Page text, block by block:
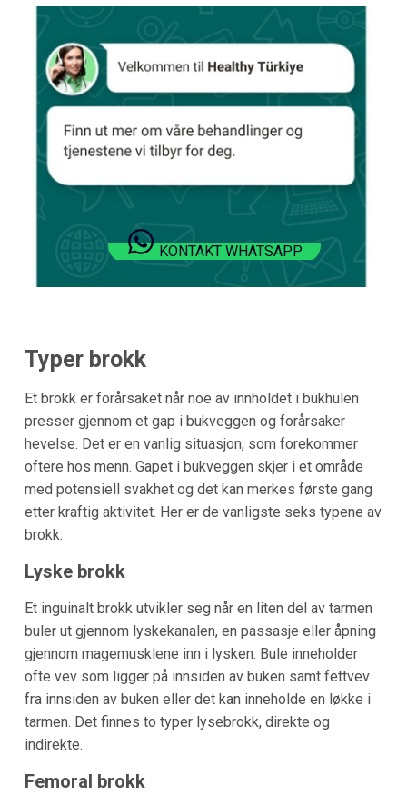
KONTAKT WHATSAPP
Typer brokk
Et brokk er forårsaket når noe av innholdet i bukhulen
presser gjennom et gap i bukveggen og forårsaker
hevelse. Det er en vanlig situasjon, som forekommer
oftere hos menn. Gapet i bukveggen skjer i et område
med potensiell svakhet og det kan merkes første gang
etter kraftig aktivitet. Her er de vanligste seks typene av
brokk:
Lyske brokk
Et inguinalt brokk utvikler seg når en liten del av tarmen
buler ut gjennom lyskekanalen, en passasje eller åpning
gjennom magemusklene inn i lysken. Bule inneholder
ofte vev som ligger på innsiden av buken samt fettvev
fra innsiden av buken eller det kan inneholde en løkke i
tarmen. Det finnes to typer lysebrokk, direkte og
indirekte.
Femoral brokk